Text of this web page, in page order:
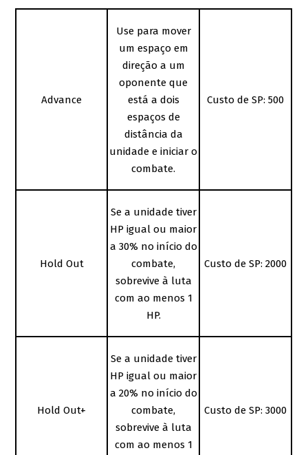
Advance
Use para mover
um espaço em
direção a um
oponente que
está a dois
espaços de
distância da
unidade e iniciar o
combate.
Custo de SP: 500
Hold Out
Se a unidade tiver
HP igual ou maior
a 30% no início do
combate,
sobrevive à luta
com ao menos 1
HP.
Custo de SP: 2000
Hold Out+
Se a unidade tiver
HP igual ou maior
a 20% no início do
combate,
sobrevive à luta
com ao menos 1
Custo de SP: 3000